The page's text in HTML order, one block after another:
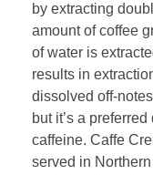
by extracting
amount of coffee
of water is
results in
dissolved off-
but it’s a
caffeine. Caffe
served in